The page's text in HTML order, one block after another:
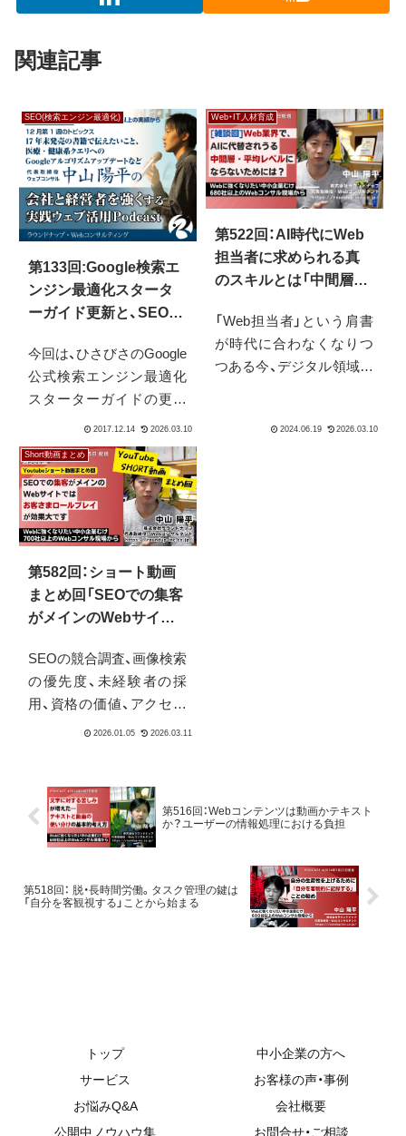
関連記事
SEO(検索エンジン最適化)
第133回:Google検索エ
ンジン最適化スタータ
ーガイド更新と、SEOに
ついて他
今回は、ひさびさのGoogle
公式検索エンジン最適化
スターターガイドの更新
についてと、それに伴って
のさまざまなSEOに関す
る話題をお届けしていま
す。特に、書籍でも紙幅を
割いている検索エンジン
対策の費用に対する考え
Web・IT人材育成
第522回：AI時代にWeb
担当者に求められる真
のスキルとは「中間層・
ためには？
「Web担当者」という肩書
が時代に合わなくなりつ
つある今、デジタル領域で
配信では、AIがもたらす業
Short動画まとめ
第582回：ショート動画
まとめ回「SEOでの集客
がメインのWebサイト
レイ」が効果大です」な
ど
SEOの競合調査、画像検索
の優先度、未経験者の採
用、資格の価値、アクセス
解析のタイミング、AI議事
づき、実務に役立つ判断基
準をお伝えします。
第516回：Webコンテンツは動画かテキスト
か？ユーザーの情報処理における負担
第518回： 脱・長時間労働。タスク管理の鍵は
「自分を客観視する」ことから始まる
トップ
中小企業の方へ
サービス
お客様の声・事例
お悩みQ&A
会社概要
公開中ノウハウ集
お問合せ・ご相談